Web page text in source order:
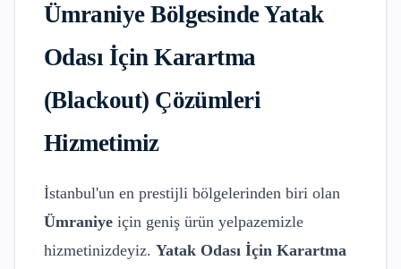
ÜmraniyeBölgesindeYatak
Odası İçin Karartma
(Blackout) Çözümleri
Hizmetimiz
İstanbul'un en prestijli bölgelerinden biri olan
Ümraniye için geniş ürün yelpazemizle
hizmetinizdeyiz. Yatak Odası İçin Karartma